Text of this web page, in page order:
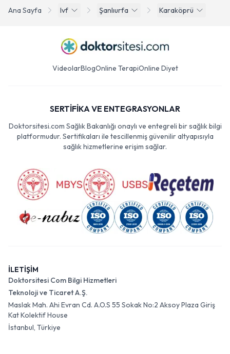
Ana Sayfa Ivf Şanlıurfa Karaköprü
VideolarBlogOnline TerapiOnline Diyet
SERTİFİKA VE ENTEGRASYONLAR
Doktorsitesi.com Sağlık Bakanlığı onaylı ve entegreli bir sağlık bilgi
platformudur. Sertifikaları ile tescillenmiş güvenilir altyapısıyla
sağlık hizmetlerine erişim sağlar.
İLETİŞİM
Doktorsitesi Com Bilgi Hizmetleri
Teknoloji ve Ticaret A.Ş.
Maslak Mah. Ahi Evran Cd. A.O.S 55 Sokak No:2 Aksoy Plaza Giriş
Kat Kolektif House
İstanbul, Türkiye